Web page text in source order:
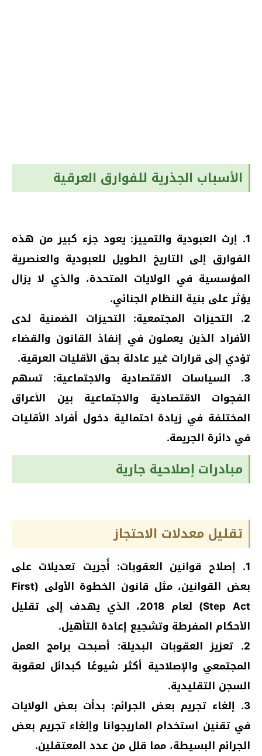
الأسباب الجذرية للفوارق العرقية
1. إرث العبودية والتمييز: يعود جزء كبير من هذه
الفوارق إلى التاريخ الطويل للعبودية والعنصرية
المؤسسية في الولايات المتحدة، والذي لا يزال
يؤثر على بنية النظام الجنائي.
2. التحيزات المجتمعية: التحيزات الضمنية لدى
الأفراد الذين يعملون في إنفاذ القانون والقضاء
تؤدي إلى قرارات غير عادلة بحق الأقليات العرقية.
3. السياسات الاقتصادية والاجتماعية: تسهم
الفجوات الاقتصادية والاجتماعية بين الأعراق
المختلفة في زيادة احتمالية دخول أفراد الأقليات
في دائرة الجريمة.
مبادرات إصلاحية جارية
تقليل معدلات الاحتجاز
1. إصلاح قوانين العقوبات: أُجريت تعديلات على
بعض القوانين، مثل قانون الخطوة الأولى (First
Step Act) لعام 2018، الذي يهدف إلى تقليل
الأحكام المفرطة وتشجيع إعادة التأهيل.
2. تعزيز العقوبات البديلة: أصبحت برامج العمل
المجتمعي والإصلاحية أكثر شيوعًا كبدائل لعقوبة
السجن التقليدية.
3. إلغاء تجريم بعض الجرائم: بدأت بعض الولايات
في تقنين استخدام الماريجوانا وإلغاء تجريم بعض
الجرائم البسيطة، مما قلل من عدد المعتقلين.